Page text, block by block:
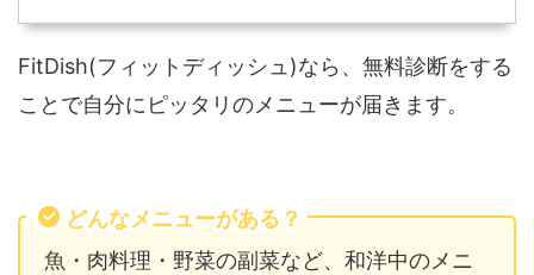
FitDish(フィットディッシュ)なら、無料診断をする
ことで自分にピッタリのメニューが届きます。
どんなメニューがある？
魚・肉料理・野菜の副菜など、和洋中のメニ